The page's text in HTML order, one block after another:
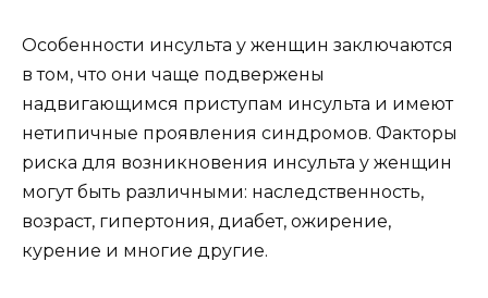
Особенности инсульта у женщин заключаются
в том, что они чаще подвержены
надвигающимся приступам инсульта и имеют
нетипичные проявления синдромов. Факторы
риска для возникновения инсульта у женщин
могут быть различными: наследственность,
возраст, гипертония, диабет, ожирение,
курение и многие другие.